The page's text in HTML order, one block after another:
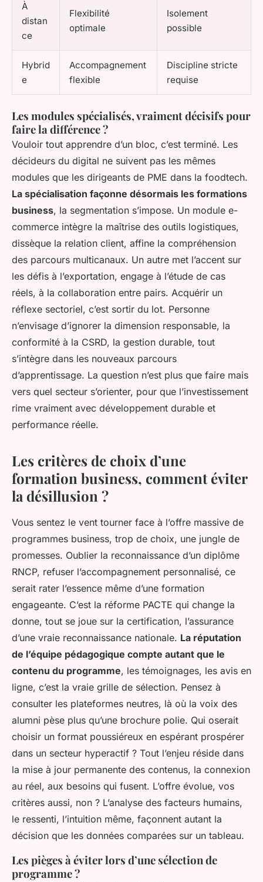
À
distan
ce
Flexibilité
optimale
Isolement
possible
Hybrid
e
Accompagnement
flexible
Discipline stricte
requise
Les modules spécialisés, vraiment décisifs pour
faire la différence ?
Vouloir tout apprendre d’un bloc, c’est terminé. Les
décideurs du digital ne suivent pas les mêmes
modules que les dirigeants de PME dans la foodtech.
La spécialisation façonne désormais les formations
business, la segmentation s’impose. Un module e-
commerce intègre la maîtrise des outils logistiques,
dissèque la relation client, affine la compréhension
des parcours multicanaux. Un autre met l’accent sur
les défis à l’exportation, engage à l’étude de cas
réels, à la collaboration entre pairs. Acquérir un
réflexe sectoriel, c’est sortir du lot. Personne
n’envisage d’ignorer la dimension responsable, la
conformité à la CSRD, la gestion durable, tout
s’intègre dans les nouveaux parcours
d’apprentissage. La question n’est plus que faire mais
vers quel secteur s’orienter, pour que l’investissement
rime vraiment avec développement durable et
performance réelle.
Les critères de choix d’une
formation business, comment éviter
la désillusion ?
Vous sentez le vent tourner face à l’offre massive de
programmes business, trop de choix, une jungle de
promesses. Oublier la reconnaissance d’un diplôme
RNCP, refuser l’accompagnement personnalisé, ce
serait rater l’essence même d’une formation
engageante. C’est la réforme PACTE qui change la
donne, tout se joue sur la certification, l’assurance
d’une vraie reconnaissance nationale. La réputation
de l’équipe pédagogique compte autant que le
contenu du programme, les témoignages, les avis en
ligne, c’est la vraie grille de sélection. Pensez à
consulter les plateformes neutres, là où la voix des
alumni pèse plus qu’une brochure polie. Qui oserait
choisir un format poussiéreux en espérant prospérer
dans un secteur hyperactif ? Tout l’enjeu réside dans
la mise à jour permanente des contenus, la connexion
au réel, aux besoins qui fusent. L’offre évolue, vos
critères aussi, non ? L’analyse des facteurs humains,
le ressenti, l’intuition même, façonnent autant la
décision que les données comparées sur un tableau.
Les pièges à éviter lors d’une sélection de
programme ?